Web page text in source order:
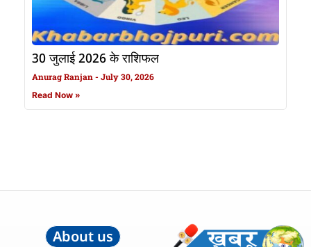
30 जुलाई 2026 के राशिफल
Anurag Ranjan July 30, 2026
Read Now »
About us